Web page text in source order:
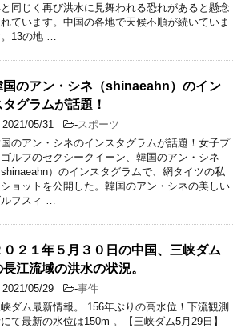
同じく再び洪水に見舞われる恐れがあると懸念
ています。中国の各地で天候不順が続いていま
13の地 …
国のアン・シネ（shinaeahn）のイン
タグラムが話題！
2021/05/31 -スポーツ
のアン・シネのインスタグラムが話題！女子プ
ゴルフのセクシークイーン、韓国のアン・シネ
shinaeahn）のインスタグラムで、網タイツの私
ョットを公開した。韓国のアン・シネの美しい
ルフスィ …
０２１年５月３０日の中国、三峡ダム
長江流域の洪水の状況。
2021/05/29 -事件
ダム最新情報。 156年ぶりの高水位！下流観測
て最新の水位は150m 。【三峡ダム5月29日】